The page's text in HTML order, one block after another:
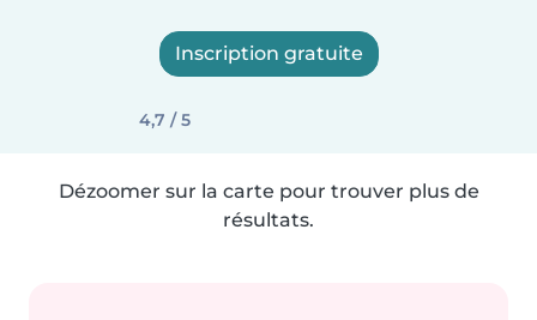
Inscription gratuite
4,7 / 5
Dézoomer sur la carte pour trouver plus de
résultats.